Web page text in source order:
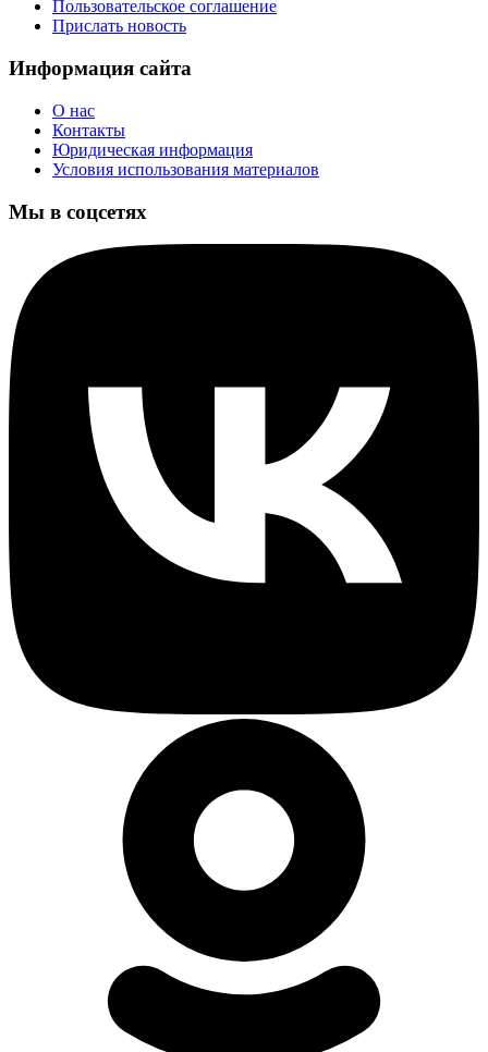
Пользовательское соглашение
Прислать новость
Информация сайта
О нас
Контакты
Юридическая информация
Условия использования материалов
Мы в соцсетях